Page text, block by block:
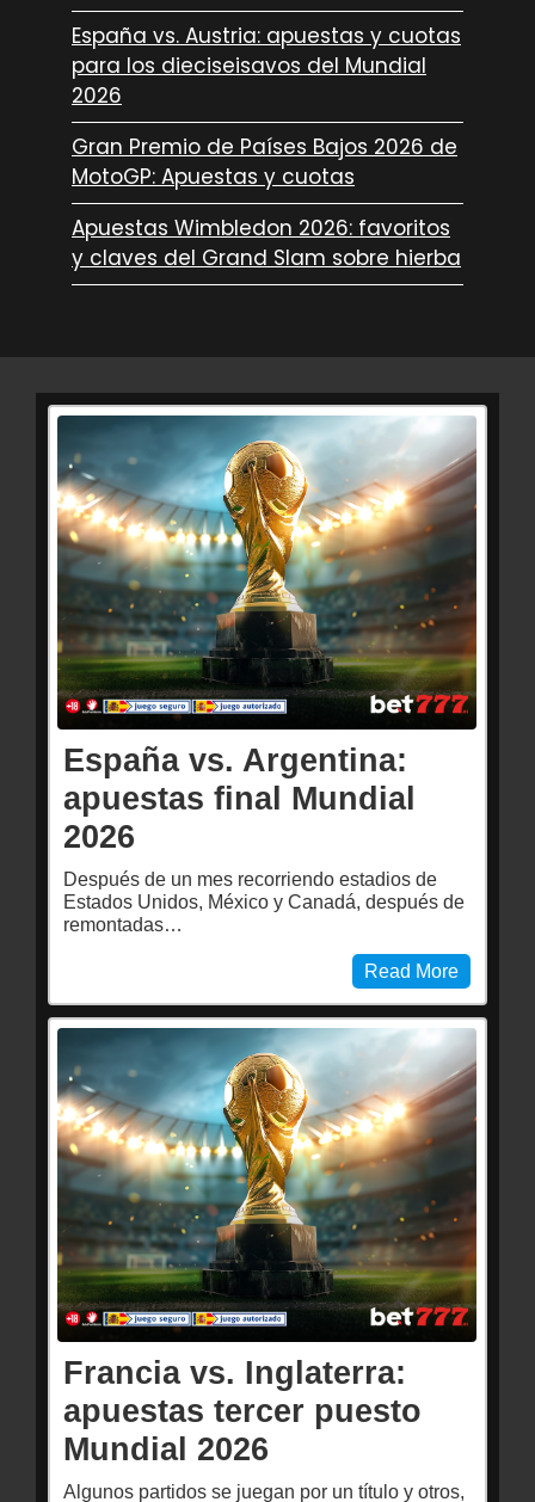
España vs. Austria: apuestas y cuotas
para los dieciseisavos del Mundial
2026
Gran Premio de Países Bajos 2026 de
MotoGP: Apuestas y cuotas
Apuestas Wimbledon 2026: favoritos
y claves del Grand Slam sobre hierba
España vs. Argentina:
apuestas final Mundial
2026
Después de un mes recorriendo estadios de
Estados Unidos, México y Canadá, después de
remontadas…
Read More
Francia vs. Inglaterra:
apuestas tercer puesto
Mundial 2026
Algunos partidos se juegan por un título y otros,